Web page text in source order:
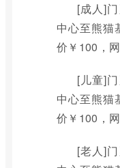
[成人]
中心至熊猫
价￥100，
[儿童]
中心至熊猫
价￥100，
[老人]